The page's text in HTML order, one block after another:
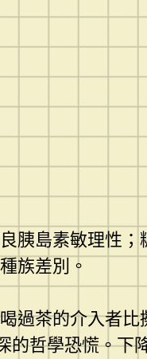
胰島素敏理性
族差別。
過茶的介入者
的哲學恐慌。下